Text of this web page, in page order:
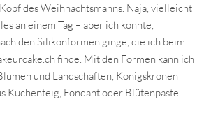
des Weihnachtsmanns. Naja, vielleicht
an einem Tag – aber ich könnte,
den Silikonformen ginge, die ich beim
finde. Mit den Formen kann ich
und Landschaften, Königskronen
Kuchenteig, Fondant oder Blütenpaste